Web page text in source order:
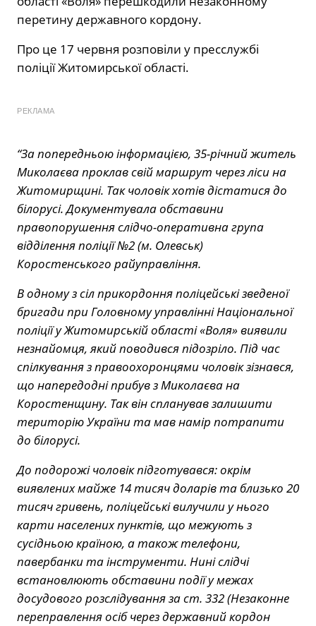
перетину державного кордону.
Про це 17 червня розповіли у пресслужбі
поліції Житомирської області.
РЕКЛАМА
“За попередньою інформацією, 35-річний житель
Миколаєва проклав свій маршрут через ліси на
Житомирщині. Так чоловік хотів дістатися до
білорусі. Документувала обставини
правопорушення слідчо-оперативна група
відділення поліції №2 (м. Олевськ)
Коростенського райуправління.
В одному з сіл прикордоння поліцейські зведеної
бригади при Головному управлінні Національної
поліції у Житомирській області «Воля» виявили
незнайомця, який поводився підозріло. Під час
спілкування з правоохоронцями чоловік зізнався,
що напередодні прибув з Миколаєва на
Коростенщину. Так він спланував залишити
територію України та мав намір потрапити
до білорусі.
До подорожі чоловік підготувався: окрім
виявлених майже 14 тисяч доларів та близько 20
тисяч гривень, поліцейські вилучили у нього
карти населених пунктів, що межують з
сусідньою країною, а також телефони,
павербанки та інструменти. Нині слідчі
встановлюють обставини події у межах
досудового розслідування за ст. 332 (Незаконне
переправлення осіб через державний кордон